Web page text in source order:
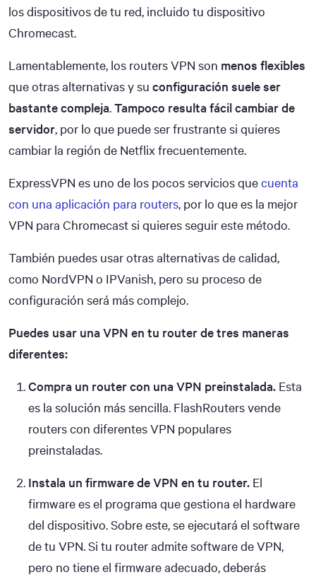
los dispositivos de tu red, incluido tu dispositivo
Chromecast.
Lamentablemente, los routers VPN son menos flexibles
que otras alternativas y su configuración suele ser
bastante compleja.Tampoco resulta fácil cambiar de
servidor, por lo que puede ser frustrante si quieres
cambiar la región de Netflix frecuentemente.
ExpressVPN es uno de los pocos servicios quecuenta
con una aplicación para routers, por lo que es la mejor
VPN para Chromecast si quieres seguir este método.
También puedes usar otras alternativas de calidad,
como NordVPN o IPVanish, pero su proceso de
configuración será más complejo.
Puedes usar una VPN en tu router de tres maneras
diferentes:
Compra un router con una VPN preinstalada. Esta
es la solución más sencilla. FlashRouters vende
routers con diferentes VPN populares
preinstaladas.
Instala un firmware de VPN en tu router. El
firmware es el programa que gestiona el hardware
del dispositivo. Sobre este, se ejecutará el software
de tu VPN. Si tu router admite software de VPN,
pero no tiene el firmware adecuado, deberás